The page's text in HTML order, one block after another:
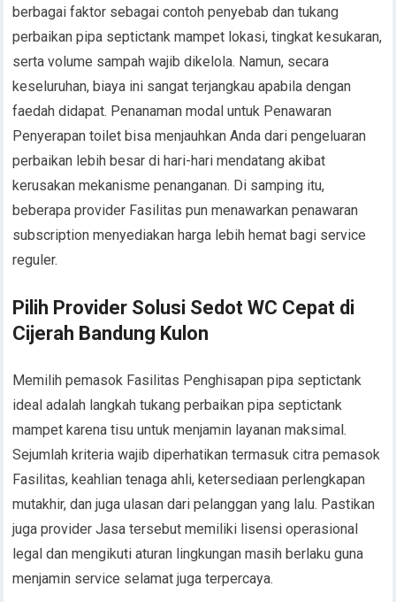
berbagai faktor sebagai contoh penyebab dan tukang
perbaikan pipa septictank mampet lokasi, tingkat kesukaran,
serta volume sampah wajib dikelola. Namun, secara
keseluruhan, biaya ini sangat terjangkau apabila dengan
faedah didapat. Penanaman modal untuk Penawaran
Penyerapan toilet bisa menjauhkan Anda dari pengeluaran
perbaikan lebih besar di hari-hari mendatang akibat
kerusakan mekanisme penanganan. Di samping itu,
beberapa provider Fasilitas pun menawarkan penawaran
subscription menyediakan harga lebih hemat bagi service
reguler.
Pilih Provider Solusi Sedot WC Cepat di
Cijerah Bandung Kulon
Memilih pemasok Fasilitas Penghisapan pipa septictank
ideal adalah langkah tukang perbaikan pipa septictank
mampet karena tisu untuk menjamin layanan maksimal.
Sejumlah kriteria wajib diperhatikan termasuk citra pemasok
Fasilitas, keahlian tenaga ahli, ketersediaan perlengkapan
mutakhir, dan juga ulasan dari pelanggan yang lalu. Pastikan
juga provider Jasa tersebut memiliki lisensi operasional
legal dan mengikuti aturan lingkungan masih berlaku guna
menjamin service selamat juga terpercaya.